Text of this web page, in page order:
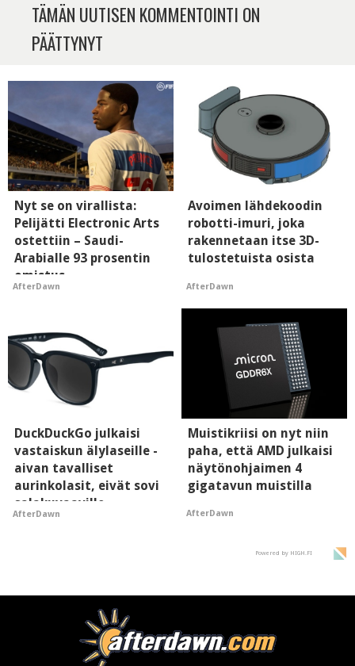
TÄMÄN UUTISEN KOMMENTOINTI ON
PÄÄTTYNYT
Nyt se on virallista:
Pelijätti Electronic Arts
ostettiin – Saudi-
Arabialle 93 prosentin
omistus
AfterDawn
Avoimen lähdekoodin
robotti-imuri, joka
rakennetaan itse 3D-
tulostetuista osista
AfterDawn
DuckDuckGo julkaisi
vastaiskun älylaseille -
aivan tavalliset
aurinkolasit, eivät sovi
salakuvaaville
hyypiöille
AfterDawn
Muistikriisi on nyt niin
paha, että AMD julkaisi
näytönohjaimen 4
gigatavun muistilla
AfterDawn
Powered by HIGH.FI